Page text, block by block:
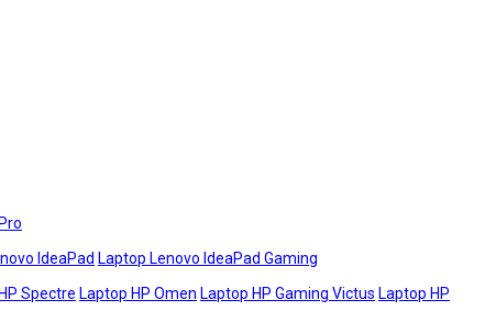
IdeaPad Laptop Lenovo IdeaPad Gaming
Spectre Laptop HP Omen Laptop HP Gaming Victus Laptop HP